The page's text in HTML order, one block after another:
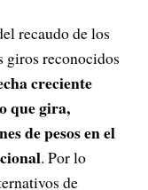
recaudo de los
reconocidos
creciente
que gira,
de pesos en el
. Por lo
de